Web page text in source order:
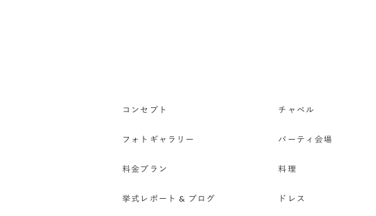
コンセプト
フォトギャラリー
料金プラン
挙式レポート & ブログ
チャペル
パーティ会場
料理
ドレス